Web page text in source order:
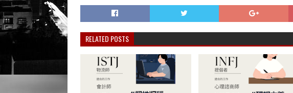
RELATED POSTS